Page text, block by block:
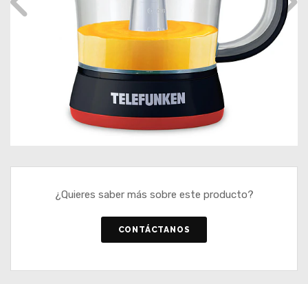
¿Quieres saber más sobre este producto?
CONTÁCTANOS